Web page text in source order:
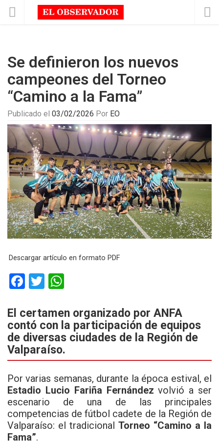
Se definieron los nuevos
campeones del Torneo
“Camino a la Fama”
Publicado el 03/02/2026 Por EO
Descargar artículo en formato PDF
F
ce
b
o
o
k
T
tt
er
at
s
A
p
p
El certamen organizado por ANFA
contó con la participación de equipos
de diversas ciudades de la Región de
Valparaíso.
Por varias semanas, durante la época estival, el
Estadio Lucio Fariña Fernández volvió a ser
escenario de una de las principales
competencias de fútbol cadete de la Región de
Valparaíso: el tradicional Torneo “Camino a la
Fama”.